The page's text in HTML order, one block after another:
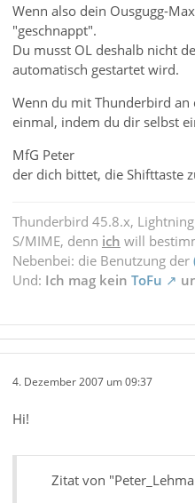
Wenn also dein Ousgugg-
"geschnappt".
Du musst OL deshalb nicht
automatisch gestartet wird.
Wenn du mit Thunderbird an
einmal, indem du dir selbst
MfG Peter
der dich bittet, die Shifttaste
Thunderbird 45.8.x,
S/MIME, denn ich will
Nebenbei: die Benutzung der
Und: Ich mag kein ToFu
4. Dezember 2007 um 09:37
Hi!
Zitat von